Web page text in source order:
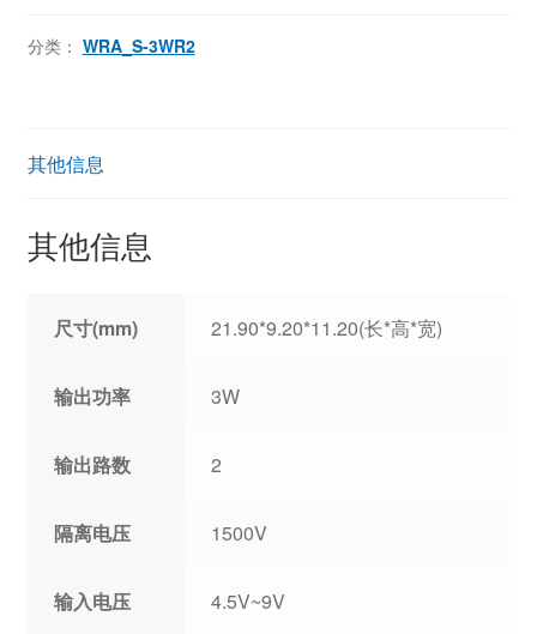
分类： WRA_S-3WR2
其他信息
其他信息
尺寸(mm) 21.90*9.20*11.20(长*高*宽)
输出功率 3W
输出路数 2
隔离电压 1500V
输入电压 4.5V~9V